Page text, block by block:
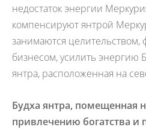
недостаток энергии
компенсируют янтрой
занимаются
бизнесом, усилить энергию
янтра, расположенная на
Будха янтра, помещенная
привлечению богатства и